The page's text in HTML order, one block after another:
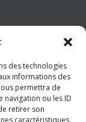
des technologies
informations des
permettra de
ou les ID
retirer son
caractéristiques